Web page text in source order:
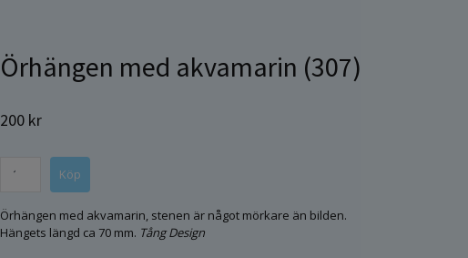
Örhängen med akvamarin (307)
200 kr
Örhängen med akvamarin, stenen är något mörkare än bilden.
Hängets längd ca 70 mm. Tång Design